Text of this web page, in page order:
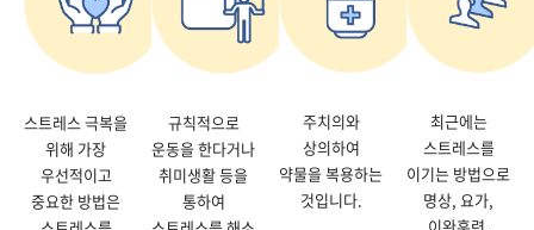
스트레스 극복을
위해 가장
우선적이고
중요한 방법은
규칙적으로
운동을 한다거나
취미생활 등을
통하여
주치의와
상의하여
약물을 복용하는
것입니다.
최근에는
스트레스를
이기는 방법으로
명상, 요가,